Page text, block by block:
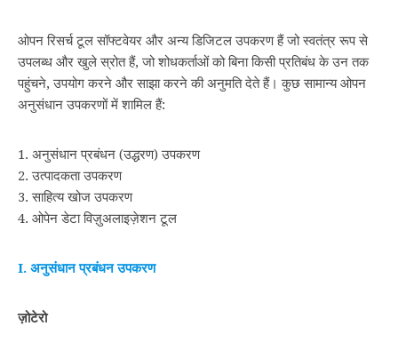
ओपन रिसर्च टूल सॉफ्टवेयर और अन्य डिजिटल उपकरण हैं जो स्वतंत्र रूप से
उपलब्ध और खुले स्रोत हैं, जो शोधकर्ताओं को बिना किसी प्रतिबंध के उन तक
पहुंचने, उपयोग करने और साझा करने की अनुमति देते हैं। कुछ सामान्य ओपन
अनुसंधान उपकरणों में शामिल हैं:
1. अनुसंधान प्रबंधन (उद्धरण) उपकरण
2. उत्पादकता उपकरण
3. साहित्य खोज उपकरण
4. ओपेन डेटा विज़ुअलाइज़ेशन टूल
I. अनुसंधान प्रबंधन उपकरण
ज़ोटेरो